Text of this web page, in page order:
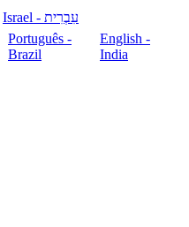
עִבְרִית - Israel
Português -
Brazil
English -
India